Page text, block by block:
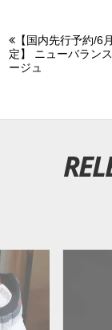
【国内先行予約/6
定】 ニューバラン
ージュ